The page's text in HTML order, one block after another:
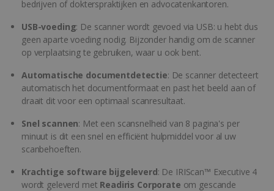
bedrijven of dokterspraktijken en advocatenkantoren.
USB-voeding: De scanner wordt gevoed via USB: u hebt dus
geen aparte voeding nodig. Bijzonder handig om de scanner
op verplaatsing te gebruiken, waar u ook bent.
Automatische documentdetectie: De scanner detecteert
automatisch het documentformaat en past het beeld aan of
draait dit voor een optimaal scanresultaat.
Snel scannen: Met een scansnelheid van 8 pagina's per
minuut is dit een snel en efficiënt hulpmiddel voor al uw
scanbehoeften.
Krachtige software bijgeleverd: De IRIScan™ Executive 4
wordt geleverd met Readiris Corporate om gescande